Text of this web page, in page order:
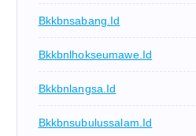
Bkkbnsabang.id
Bkkbnlhokseumawe.id
Bkkbnlangsa.id
Bkkbnsubulussalam.id